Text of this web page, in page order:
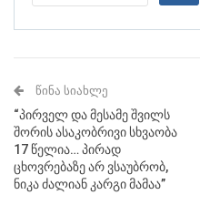
ᲬᲘᲜᲐ ᲡᲘᲐᲮᲚᲔ
“პირველ და მესამე შვილს
შორის ასაკობრივი სხვაობა
17 წელია… პირად
ცხოვრებაზე არ ვსაუბრობ,
ნიკა ძალიან კარგი მამაა”